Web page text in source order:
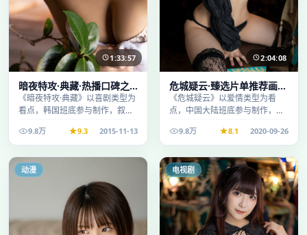
1:33:57
暗夜特攻·典藏·热播口碑之
作剧情扎实演技在线
《暗夜特攻·典藏》以喜剧类型为
看点，韩国班底参与制作，叙事
观看。
9.8万 9.3 2015-11-13
2:04:08
危城疑云·臻选片单推荐画质
清晰观看流畅
《危城疑云》以爱情类型为看
点，中国大陆班底参与制作，叙
段观看。
9.8万 8.1 2020-09-26
动漫 电视剧